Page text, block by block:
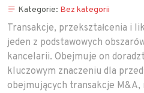
Kategorie: Bez kategorii
Transakcje, przekształcenia i
jeden z podstawowych
kancelarii. Obejmuje on
kluczowym znaczeniu dla
obejmujących transakcje M&A,